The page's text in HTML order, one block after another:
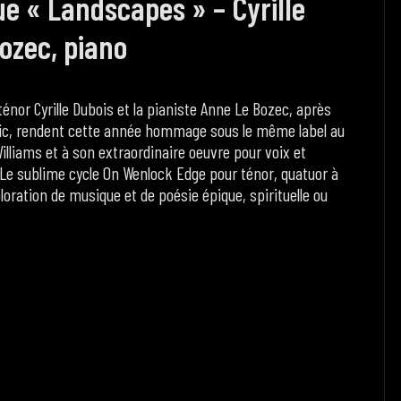
piano
Cyrille Dubois et la pianiste Anne Le Bozec, après
rendent cette année hommage sous le même label au
et à son extraordinaire oeuvre pour voix et
sublime cycle On Wenlock Edge pour ténor, quatuor à
de musique et de poésie épique, spirituelle ou